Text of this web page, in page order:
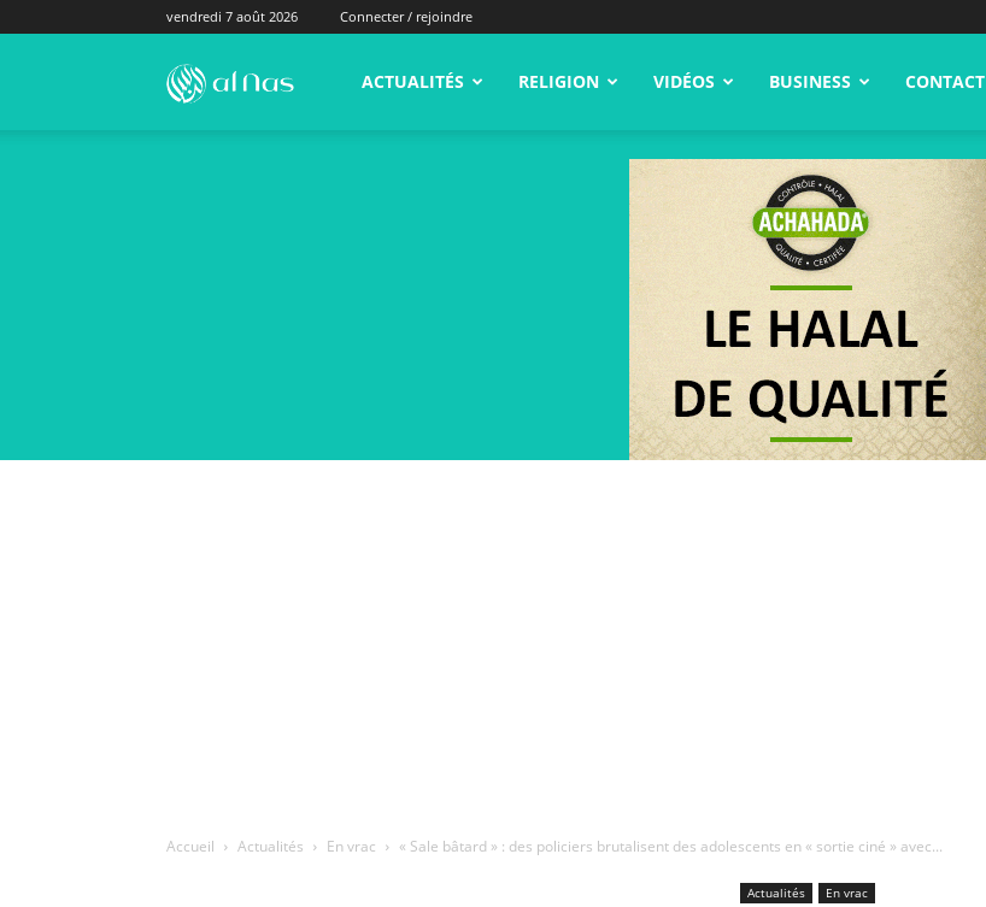
vendredi 7 août 2026 Connecter / rejoindre
alNas.fr ACTUALITÉS RELIGION VIDÉOS BUSINESS CONTACT
Accueil Actualités En vrac « Sale bâtard » : des policiers brutalisent des adolescents en « sortie ciné » avec...
Actualités En vrac